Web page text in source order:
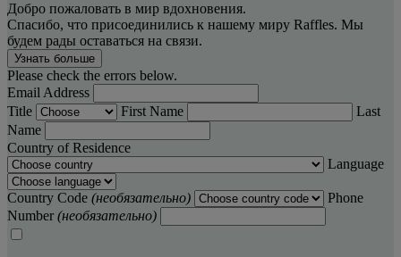
Добро пожаловать в мир вдохновения.
Спасибо, что присоединились к нашему миру Raffles. Мы
будем рады оставаться на связи.
Узнать больше
Please check the errors below.
Email Address
Title
First Name
Last
Name
Country of Residence
Language
Country Code (необязательно)
Phone
Number (необязательно)